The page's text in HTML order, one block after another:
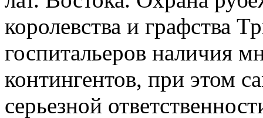
королевства и графства
госпитальеров наличия
контингентов, при этом
серьезной